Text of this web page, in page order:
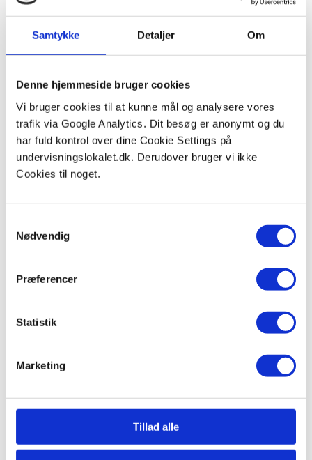
Samtykke Detaljer Om
Denne hjemmeside bruger cookies
Vi bruger cookies til at kunne mål og analysere vores
trafik via Google Analytics. Dit besøg er anonymt og du
har fuld kontrol over dine Cookie Settings på
undervisningslokalet.dk. Derudover bruger vi ikke
Cookies til noget.
Nødvendig
Præferencer
Statistik
Marketing
Tillad alle
El Niño og La Niña har således betydelige
klimaforhold, hvilket kan føre til ekstreme vejrforhold
som tørke og oversvømmelser i forskellige dele af
verden
Boost din viden om El Ninõ
Tegn samme figur som gennemgås i video, skriv
noter til tegning så du forstår alle processerne.
Kan du svare på disse spørgsmål:
1) Hvad passatvindens rolle?
3) Hvordan ændres nedbørsmønstrene under El